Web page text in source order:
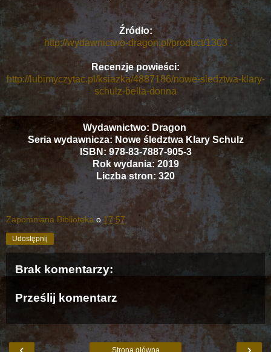
Źródło:
http://wydawnictwo-dragon.pl/product/1303
Recenzje powieści:
http://lubimyczytac.pl/ksiazka/4887186/nowe-sledztwa-klary-
schulz-bella-donna
Wydawnictwo: Dragon
Seria wydawnicza: Nowe śledztwa Klary Schulz
ISBN: 978-83-7887-905-3
Rok wydania: 2019
Liczba stron: 320
Zapomniana Biblioteka o17:57
Udostępnij
Brak komentarzy:
Prześlij komentarz
Strona główna